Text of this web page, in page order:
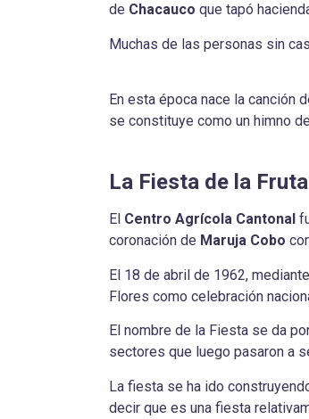
de Chacauco que tapó
Muchas de las personas sin
En esta época nace la canción
se constituye como un himno
La Fiesta de la
El Centro Agrícola Cantonal
coronación de Maruja Cobo
El 18 de abril de 1962,
Flores como celebración
El nombre de la Fiesta se da
sectores que luego pasaron a
La fiesta se ha ido
decir que es una fiesta